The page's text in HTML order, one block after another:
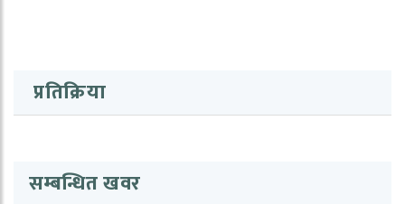
प्रतिक्रिया
सम्बन्धित खवर